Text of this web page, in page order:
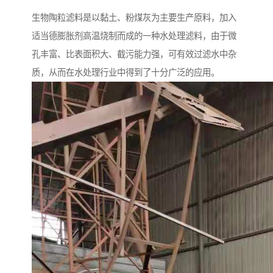
生物陶粒滤料是以黏土、粉煤灰为主要生产原料，加入
适当德膨胀剂高温烧制而成的一种水处理滤料，由于微
孔丰富、比表面积大、截污能力强，可有效过滤水中杂
质，从而在水处理行业中得到了十分广泛的应用。